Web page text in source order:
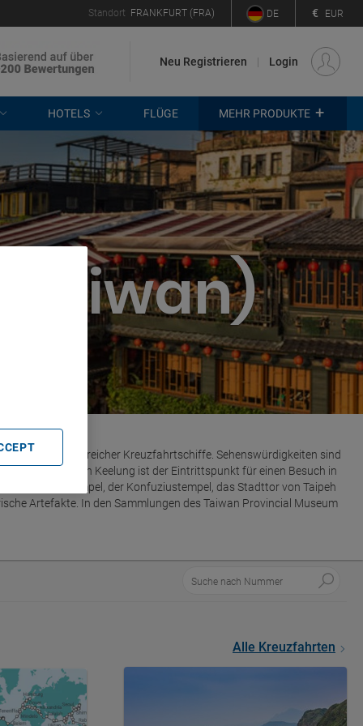
Standort FRANKFURT (FRA) DE € EUR
Neu Registrieren Login
HOTELS FLÜGE MEHR PRODUKTE +
zahlreicher Kreuzfahrtschiffe. Sehenswürdigkeiten sind
Der Hafen von Keelung ist der Eintrittspunkt für einen Besuch in
Shan-Tempel, der Konfuziustempel, das Stadttor von Taipeh
Artefakte. In den Sammlungen des Taiwan Provincial Museum
Alle Kreuzfahrten